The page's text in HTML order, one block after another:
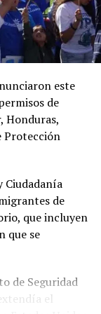
la nueva
nuevos puntos
de atención,
opera con
para
una
terminal
in), además de
de Migración
El
Friendly,
para
este
de
Honduras,
Protección
Ciudadanía
de
que incluyen
que se
de Seguridad
el